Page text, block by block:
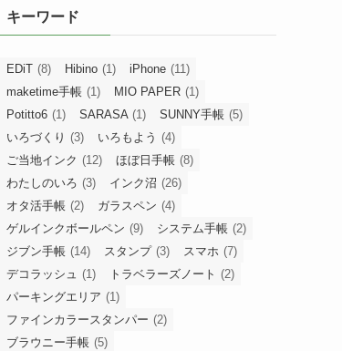
キーワード
EDiT (8) Hibino (1) iPhone (11)
maketime手帳 (1) MIO PAPER (1)
Potitto6 (1) SARASA (1) SUNNY手帳 (5)
いろづくり (3) いろもよう (4)
ご当地インク (12) ほぼ日手帳 (8)
わたしのいろ (3) インク沼 (26)
オタ活手帳 (2) ガラスペン (4)
ゲルインクボールペン (9) システム手帳 (2)
ジブン手帳 (14) スタンプ (3) スマホ (7)
デコラッシュ (1) トラベラーズノート (2)
パーキングエリア (1)
ファインカラースタンパー (2)
ブラウニー手帳 (5)